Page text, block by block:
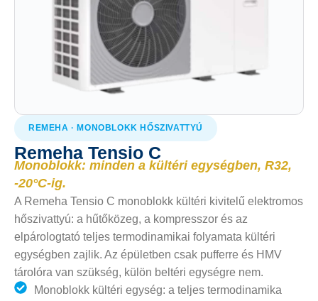
REMEHA · MONOBLOKK HŐSZIVATTYÚ
Remeha Tensio C
Monoblokk: minden a kültéri egységben, R32,
-20°C-ig.
A Remeha Tensio C monoblokk kültéri kivitelű elektromos
hőszivattyú: a hűtőközeg, a kompresszor és az
elpárologtató teljes termodinamikai folyamata kültéri
egységben zajlik. Az épületben csak pufferre és HMV
tárolóra van szükség, külön beltéri egységre nem.
Monoblokk kültéri egység: a teljes termodinamika